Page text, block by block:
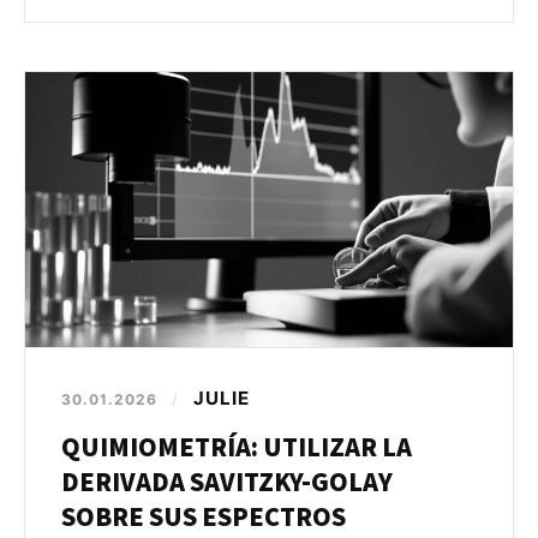
30.01.2026 / JULIE
QUIMIOMETRÍA: UTILIZAR LA
DERIVADA SAVITZKY-GOLAY
SOBRE SUS ESPECTROS